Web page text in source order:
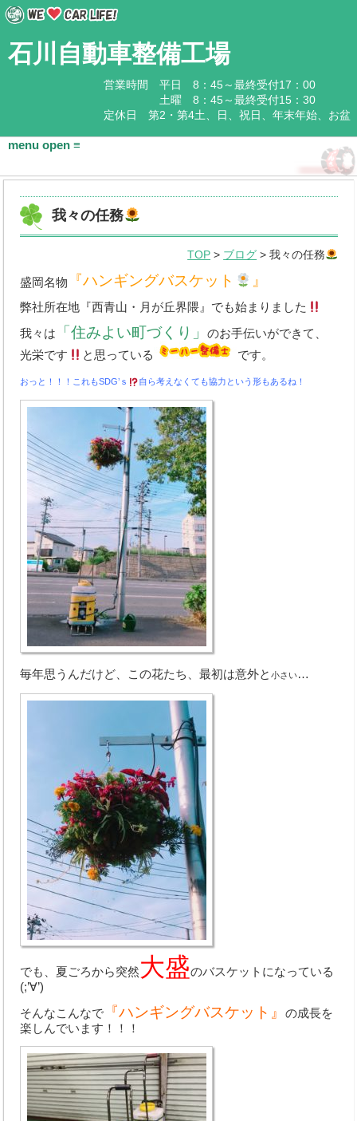
石川自動車整備工場
営業時間 平日 8：45～最終受付17：00
土曜 8：45～最終受付15：30
定休日 第2・第4土、日、祝日、年末年始、お盆
会社概要
アクセス
石川企業グループ
取扱商品
取扱商品
取扱パーツメーカー
新車取扱メーカー
業務内容
オートオークション
車検整備
鈑金・塗装
手続代行
レッカー対応
Q&A・お問合わせ
メールでのお問い合わせ
個人情報の取扱いについて
取扱商品
我々の任務
TOP > ブログ > 我々の任務
盛岡名物 『ハンギングバスケット 』
弊社所在地『西青山・月が丘界隈』でも始まりました
我々は
「住みよい町づくり」のお手伝いができて、
光栄です
と思っている です。
おっと！！！これもSDG’ｓ 自ら考えなくても協力という形もあるね！
毎年思うんだけど、この花たち、最初は意外と小さい…
でも、夏ごろから突然大盛のバスケットになっている
(;’∀’)
そんなこんなで
『ハンギングバスケット』の成長を
楽しんでいます！！！